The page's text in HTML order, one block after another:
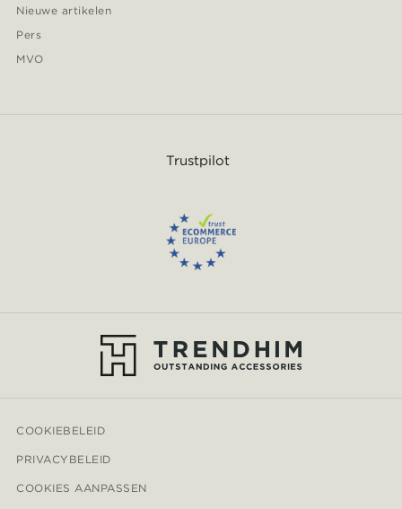
Nieuwe artikelen
Pers
MVO
Trustpilot
COOKIEBELEID
PRIVACYBELEID
COOKIES AANPASSEN